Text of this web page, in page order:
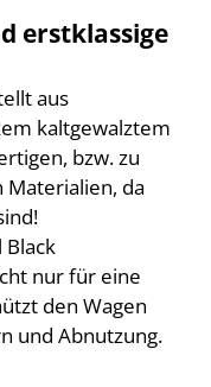
erstklassige
aus
kaltgewalztem
bzw. zu
da
Black
nur für eine
den Wagen
und Abnutzung.